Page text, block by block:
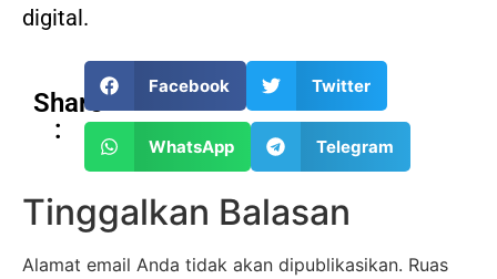
digital.
Share
:
Facebook Twitter
WhatsApp Telegram
Tinggalkan Balasan
Alamat email Anda tidak akan dipublikasikan. Ruas